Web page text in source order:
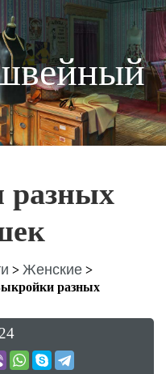
> Женские >
разных